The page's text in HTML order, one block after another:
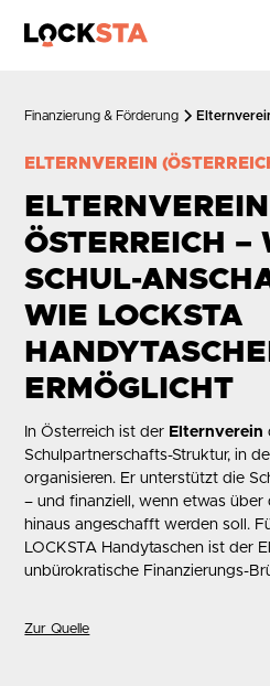
Finanzierung & Förderung
ELTERNVEREIN
ÖSTERREICH –
SCHUL-
WIE LOCKSTA
ERMÖGLICHT
In Österreich ist der Elternverein
Schulpartnerschafts-Struktur, in
organisieren. Er unterstützt die
– und finanziell, wenn etwas
hinaus angeschafft werden soll.
LOCKSTA Handytaschen ist der
unbürokratische Finanzierungs-
Zur Quelle